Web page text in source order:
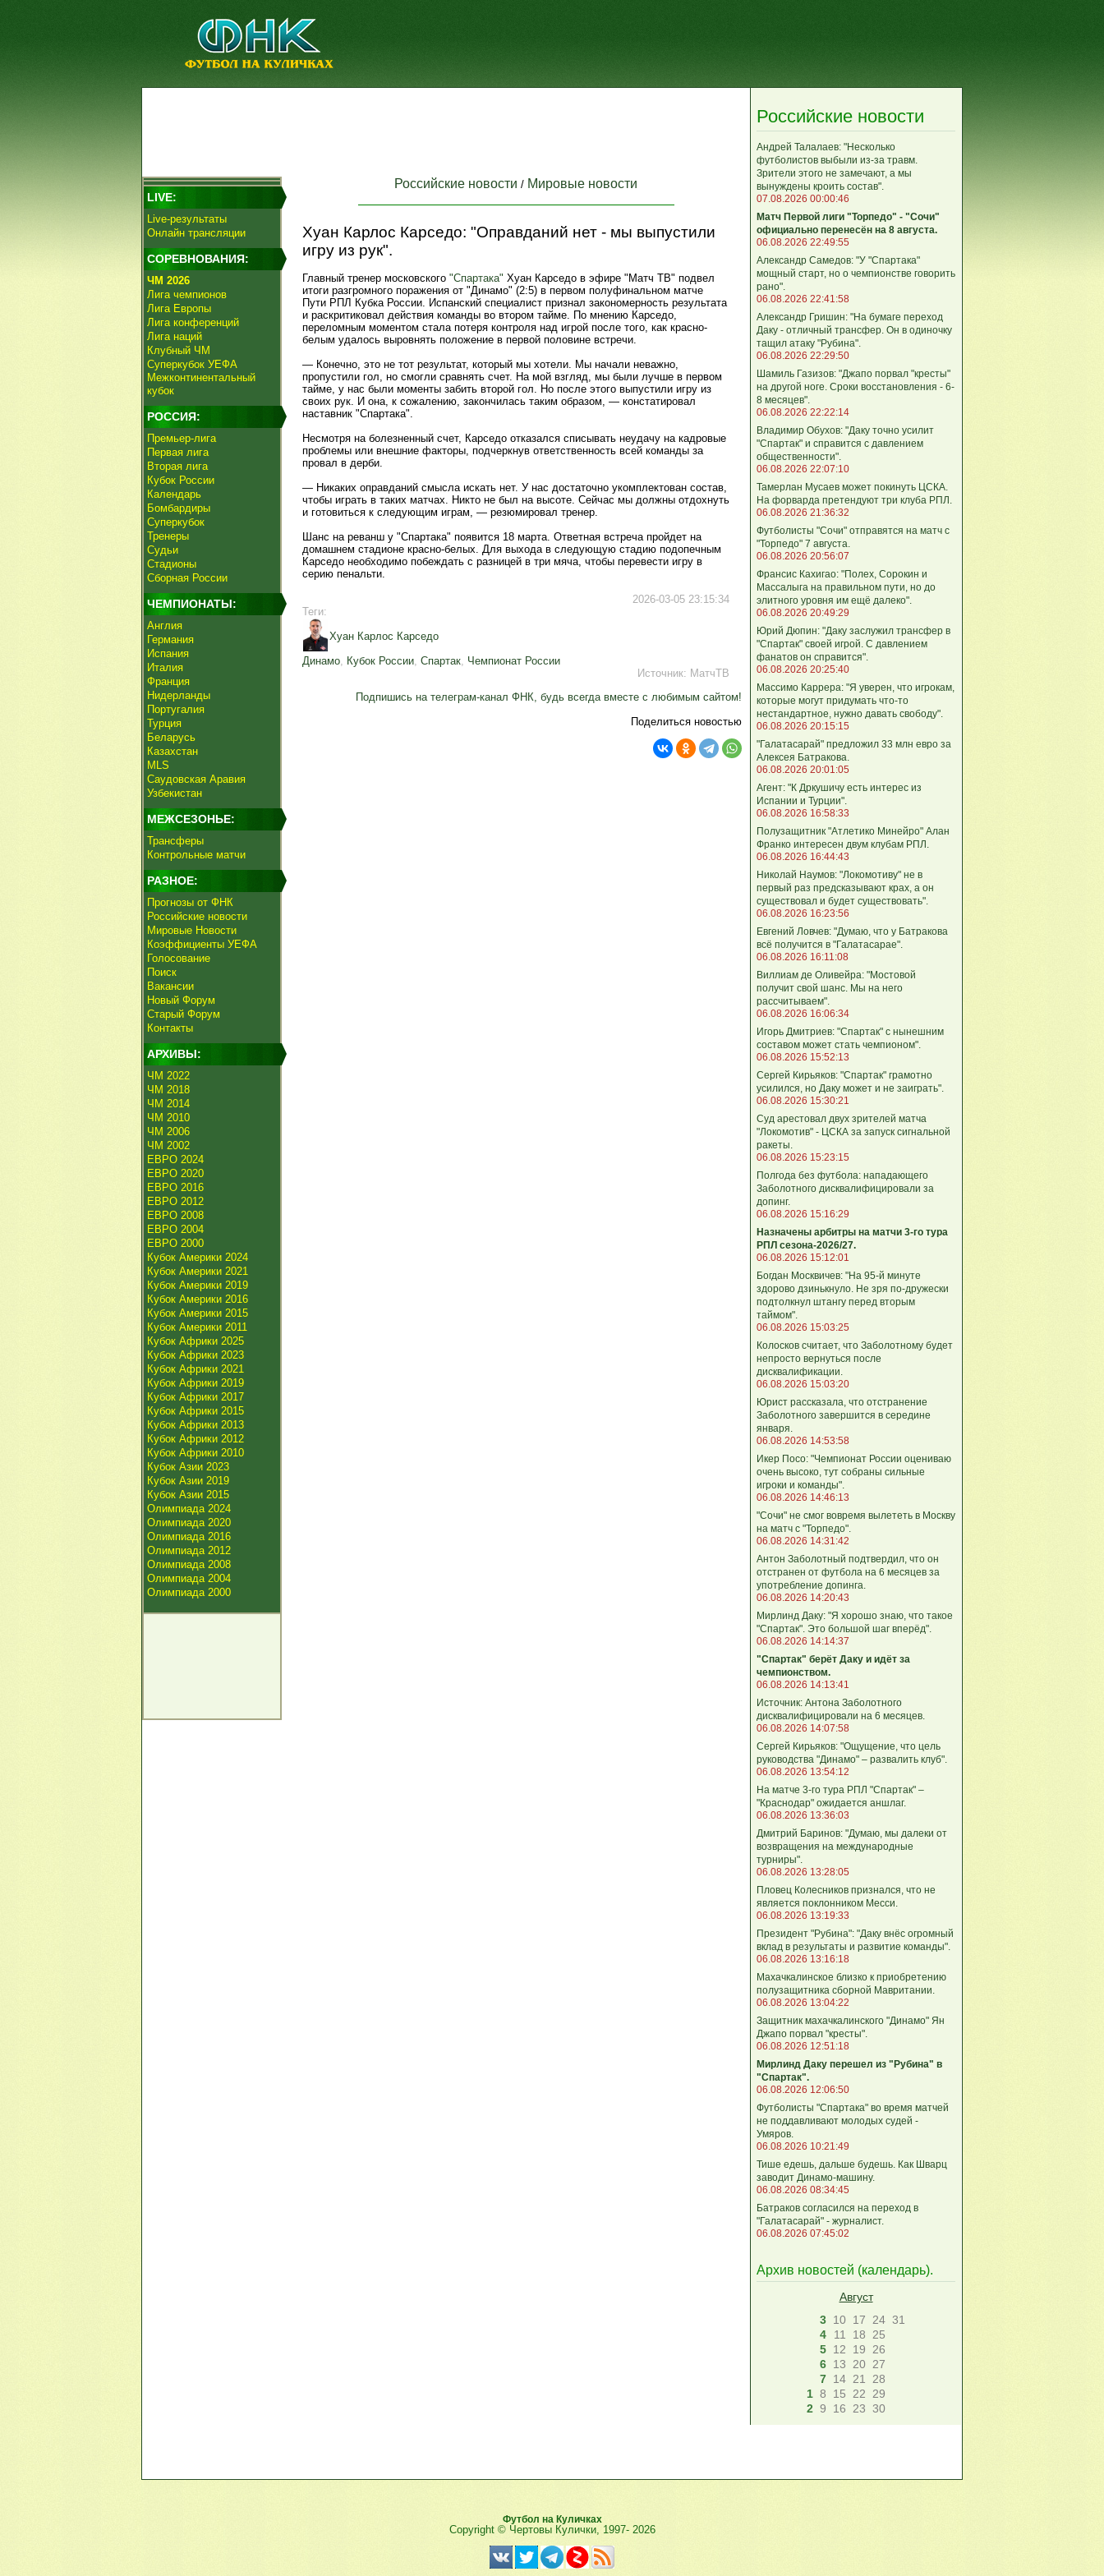
LIVE:
Live-результаты
Онлайн трансляции
СОРЕВНОВАНИЯ:
ЧМ 2026
Лига чемпионов
Лига Европы
Лига конференций
Лига наций
Клубный ЧМ
Суперкубок УЕФА
Межконтинентальный
кубок
РОССИЯ:
Премьер-лига
Первая лига
Вторая лига
Кубок России
Календарь
Бомбардиры
Суперкубок
Тренеры
Судьи
Стадионы
Сборная России
ЧЕМПИОНАТЫ:
Англия
Германия
Испания
Италия
Франция
Нидерланды
Португалия
Турция
Беларусь
Казахстан
MLS
Саудовская Аравия
Узбекистан
МЕЖСЕЗОНЬЕ:
Трансферы
Контрольные матчи
РАЗНОЕ:
Прогнозы от ФНК
Российские новости
Мировые Новости
Коэффициенты УЕФА
Голосование
Поиск
Вакансии
Новый Форум
Старый Форум
Контакты
АРХИВЫ:
ЧМ 2022
ЧМ 2018
ЧМ 2014
ЧМ 2010
ЧМ 2006
ЧМ 2002
ЕВРО 2024
ЕВРО 2020
ЕВРО 2016
ЕВРО 2012
ЕВРО 2008
ЕВРО 2004
ЕВРО 2000
Кубок Америки 2024
Кубок Америки 2021
Кубок Америки 2019
Кубок Америки 2016
Кубок Америки 2015
Кубок Америки 2011
Кубок Африки 2025
Кубок Африки 2023
Кубок Африки 2021
Кубок Африки 2019
Кубок Африки 2017
Кубок Африки 2015
Кубок Африки 2013
Кубок Африки 2012
Кубок Африки 2010
Кубок Азии 2023
Кубок Азии 2019
Кубок Азии 2015
Олимпиада 2024
Олимпиада 2020
Олимпиада 2016
Олимпиада 2012
Олимпиада 2008
Олимпиада 2004
Олимпиада 2000
Российские новости / Мировые новости
Хуан Карлос Карседо: "Оправданий нет - мы выпустили
игру из рук".
Главный тренер московского "Спартака" Хуан Карседо в эфире "Матч ТВ" подвел
итоги разгромного поражения от "Динамо" (2:5) в первом полуфинальном матче
Пути РПЛ Кубка России. Испанский специалист признал закономерность результата
и раскритиковал действия команды во втором тайме. По мнению Карседо,
переломным моментом стала потеря контроля над игрой после того, как красно-
белым удалось выровнять положение в первой половине встречи.
— Конечно, это не тот результат, который мы хотели. Мы начали неважно,
пропустили гол, но смогли сравнять счет. На мой взгляд, мы были лучше в первом
тайме, у нас были моменты забить второй гол. Но после этого выпустили игру из
своих рук. И она, к сожалению, закончилась таким образом, — констатировал
наставник "Спартака".
Несмотря на болезненный счет, Карседо отказался списывать неудачу на кадровые
проблемы или внешние факторы, подчеркнув ответственность всей команды за
провал в дерби.
— Никаких оправданий смысла искать нет. У нас достаточно укомплектован состав,
чтобы играть в таких матчах. Никто не был на высоте. Сейчас мы должны отдохнуть
и готовиться к следующим играм, — резюмировал тренер.
Шанс на реванш у "Спартака" появится 18 марта. Ответная встреча пройдет на
домашнем стадионе красно-белых. Для выхода в следующую стадию подопечным
Карседо необходимо побеждать с разницей в три мяча, чтобы перевести игру в
серию пенальти.
2026-03-05 23:15:34
Теги:
Хуан Карлос Карседо
Динамо, Кубок России, Спартак, Чемпионат России
Источник: МатчТВ
Подпишись на телеграм-канал ФНК, будь всегда вместе с любимым сайтом!
Поделиться новостью
Российские новости
Андрей Талалаев: "Несколько
футболистов выбыли из-за травм.
Зрители этого не замечают, а мы
вынуждены кроить состав".
07.08.2026 00:00:46
Матч Первой лиги "Торпедо" - "Сочи"
официально перенесён на 8 августа.
06.08.2026 22:49:55
Александр Самедов: "У "Спартака"
мощный старт, но о чемпионстве говорить
рано".
06.08.2026 22:41:58
Александр Гришин: "На бумаге переход
Даку - отличный трансфер. Он в одиночку
тащил атаку "Рубина".
06.08.2026 22:29:50
Шамиль Газизов: "Джапо порвал "кресты"
на другой ноге. Сроки восстановления - 6-
8 месяцев".
06.08.2026 22:22:14
Владимир Обухов: "Даку точно усилит
"Спартак" и справится с давлением
общественности".
06.08.2026 22:07:10
Тамерлан Мусаев может покинуть ЦСКА.
На форварда претендуют три клуба РПЛ.
06.08.2026 21:36:32
Футболисты "Сочи" отправятся на матч с
"Торпедо" 7 августа.
06.08.2026 20:56:07
Франсис Кахигао: "Полех, Сорокин и
Массалыга на правильном пути, но до
элитного уровня им ещё далеко".
06.08.2026 20:49:29
Юрий Дюпин: "Даку заслужил трансфер в
"Спартак" своей игрой. С давлением
фанатов он справится".
06.08.2026 20:25:40
Массимо Каррера: "Я уверен, что игрокам,
которые могут придумать что-то
нестандартное, нужно давать свободу".
06.08.2026 20:15:15
"Галатасарай" предложил 33 млн евро за
Алексея Батракова.
06.08.2026 20:01:05
Агент: "К Дркушичу есть интерес из
Испании и Турции".
06.08.2026 16:58:33
Полузащитник "Атлетико Минейро" Алан
Франко интересен двум клубам РПЛ.
06.08.2026 16:44:43
Николай Наумов: "Локомотиву" не в
первый раз предсказывают крах, а он
существовал и будет существовать".
06.08.2026 16:23:56
Евгений Ловчев: "Думаю, что у Батракова
всё получится в "Галатасарае".
06.08.2026 16:11:08
Виллиам де Оливейра: "Мостовой
получит свой шанс. Мы на него
рассчитываем".
06.08.2026 16:06:34
Игорь Дмитриев: "Спартак" с нынешним
составом может стать чемпионом".
06.08.2026 15:52:13
Сергей Кирьяков: "Спартак" грамотно
усилился, но Даку может и не заиграть".
06.08.2026 15:30:21
Суд арестовал двух зрителей матча
"Локомотив" - ЦСКА за запуск сигнальной
ракеты.
06.08.2026 15:23:15
Полгода без футбола: нападающего
Заболотного дисквалифицировали за
допинг.
06.08.2026 15:16:29
Назначены арбитры на матчи 3-го тура
РПЛ сезона-2026/27.
06.08.2026 15:12:01
Богдан Москвичев: "На 95‑й минуте
здорово дзинькнуло. Не зря по‑дружески
подтолкнул штангу перед вторым
таймом".
06.08.2026 15:03:25
Колосков считает, что Заболотному будет
непросто вернуться после
дисквалификации.
06.08.2026 15:03:20
Юрист рассказала, что отстранение
Заболотного завершится в середине
января.
06.08.2026 14:53:58
Икер Посо: "Чемпионат России оцениваю
очень высоко, тут собраны сильные
игроки и команды".
06.08.2026 14:46:13
"Сочи" не смог вовремя вылететь в Москву
на матч с "Торпедо".
06.08.2026 14:31:42
Антон Заболотный подтвердил, что он
отстранен от футбола на 6 месяцев за
употребление допинга.
06.08.2026 14:20:43
Мирлинд Даку: "Я хорошо знаю, что такое
"Спартак". Это большой шаг вперёд".
06.08.2026 14:14:37
"Спартак" берёт Даку и идёт за
чемпионством.
06.08.2026 14:13:41
Источник: Антона Заболотного
дисквалифицировали на 6 месяцев.
06.08.2026 14:07:58
Сергей Кирьяков: "Ощущение, что цель
руководства "Динамо" – развалить клуб".
06.08.2026 13:54:12
На матче 3-го тура РПЛ "Спартак" –
"Краснодар" ожидается аншлаг.
06.08.2026 13:36:03
Дмитрий Баринов: "Думаю, мы далеки от
возвращения на международные
турниры".
06.08.2026 13:28:05
Пловец Колесников признался, что не
является поклонником Месси.
06.08.2026 13:19:33
Президент "Рубина": "Даку внёс огромный
вклад в результаты и развитие команды".
06.08.2026 13:16:18
Махачкалинское близко к приобретению
полузащитника сборной Мавритании.
06.08.2026 13:04:22
Защитник махачкалинского "Динамо" Ян
Джапо порвал "кресты".
06.08.2026 12:51:18
Мирлинд Даку перешел из "Рубина" в
"Спартак".
06.08.2026 12:06:50
Футболисты "Спартака" во время матчей
не поддавливают молодых судей -
Умяров.
06.08.2026 10:21:49
Тише едешь, дальше будешь. Как Шварц
заводит Динамо-машину.
06.08.2026 08:34:45
Батраков согласился на переход в
"Галатасарай" - журналист.
06.08.2026 07:45:02
Архив новостей (календарь).
Август
3 10 17 24 31
4
11 18
25
5 12 19
26
6 13 20 27
7 14 21
28
1 8 15 22
29
2 9 16 23 30
Футбол на Куличках
Copyright © Чертовы Кулички, 1997- 2026